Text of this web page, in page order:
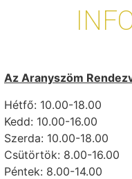
Az Aranyszöm
Hétfő: 10.00-18.00
Kedd: 10.00-16.00
Szerda: 10.00-18.00
Csütörtök: 8.00-16.00
Péntek: 8.00-14.00